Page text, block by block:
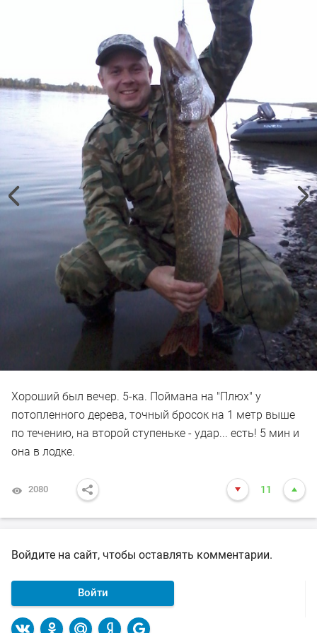
Хороший был вечер. 5-ка. Поймана на "Плюх" у
потопленного дерева, точный бросок на 1 метр выше
по течению, на второй ступеньке - удар... есть! 5 мин и
она в лодке.
2080 11
Войдите на сайт, чтобы оставлять комментарии.
Войти